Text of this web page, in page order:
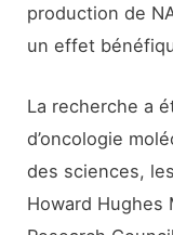
production de
un effet
La recherche a
d’oncologie
des sciences,
Howard Hughes